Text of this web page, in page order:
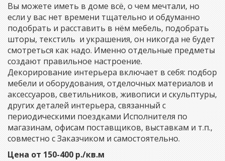
Вы можете иметь в доме всё, о чем мечтали, но
если у вас нет времени тщательно и обдуманно
подобрать и расставить в нём мебель, подобрать
шторы, текстиль и украшения, он никогда не будет
смотреться как надо. Именно отдельные предметы
создают правильное настроение.
Декорирование интерьера включает в себя: подбор
мебели и оборудования, отделочных материалов и
аксессуаров, светильников, живописи и скульптуры,
других деталей интерьера, связанный с
периодическими поездками Исполнителя по
магазинам, офисам поставщиков, выставкам и т.п.,
совместно с Заказчиком и самостоятельно.
Цена от 150-400 р./кв.м